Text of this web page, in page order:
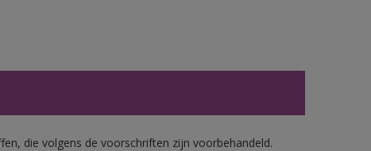
die volgens de voorschriften zijn voorbehandeld.